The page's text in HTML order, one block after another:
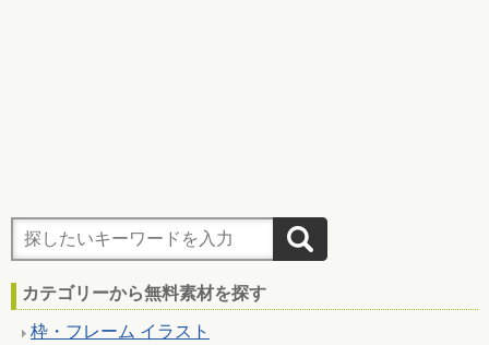
カテゴリーから無料素材を探す
枠・フレーム イラスト